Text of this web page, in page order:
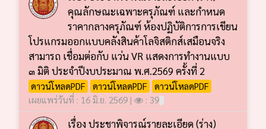
คุณลักษณะเฉพาะครุภัณฑ์ และกำหนด
ราคากลางครุภัณฑ์ ห้องปฏิบัติการการเขียน
โปรแกรมออกแบบคลังสินค้าโลจิสติกส์เสมือนจริง
สามารถ เชื่อมต่อกับ แว่น VR แสดงการทำงานแบบ
๓ มิติ ประจำปีงบประมาณ พ.ศ.2569 ครั้งที่ 2
ดาวน์โหลดPDF ดาวน์โหลดPDF
ดาวน์โหลดPDF
เผยแพร่วันที่ : 16 มิ.ย. 2569 |
: 39
เรื่อง ประชาพิจารณ์รายละเอียด (ร่าง)